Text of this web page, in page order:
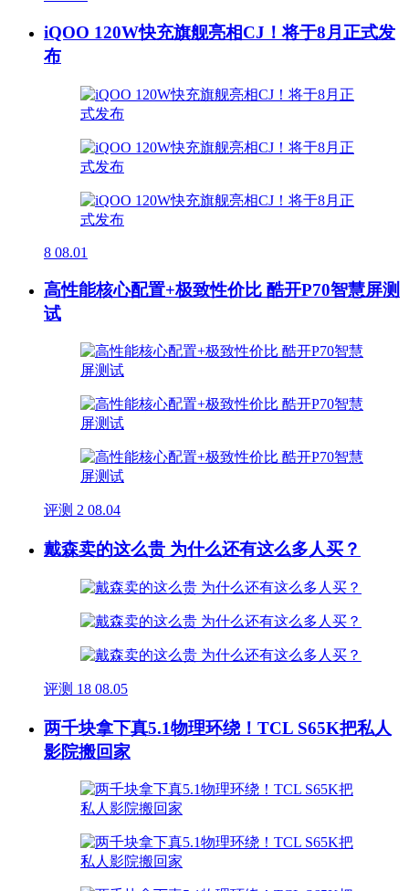
iQOO 120W快充旗舰亮相CJ！将于8月正式发
布
8 08.01
高性能核心配置+极致性价比 酷开P70智慧屏测
试
评测 2 08.04
戴森卖的这么贵 为什么还有这么多人买？
评测 18 08.05
两千块拿下真5.1物理环绕！TCL S65K把私人
影院搬回家